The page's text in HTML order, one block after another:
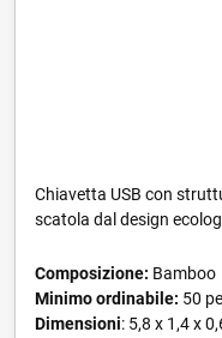
Chiavetta USB con
scatola dal design
Composizione: Bamboo
Minimo ordinabile: 50
Dimensioni: 5,8 x 1,4 x